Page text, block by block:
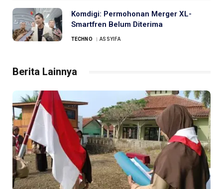
Komdigi: Permohonan Merger XL-
Smartfren Belum Diterima
TECHNO ASSYIFA
Berita Lainnya